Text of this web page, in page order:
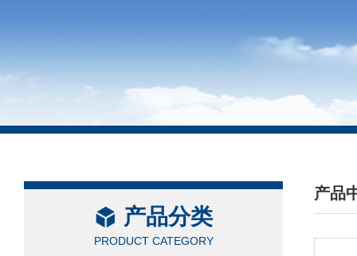
产品分类
PRODUCT CATEGORY
产品
/